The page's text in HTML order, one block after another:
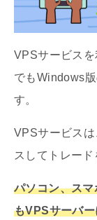
VPSサービス
でもWindows
す。
VPSサービス
スしてトレード
パソコン、ス
もVPSサーバ